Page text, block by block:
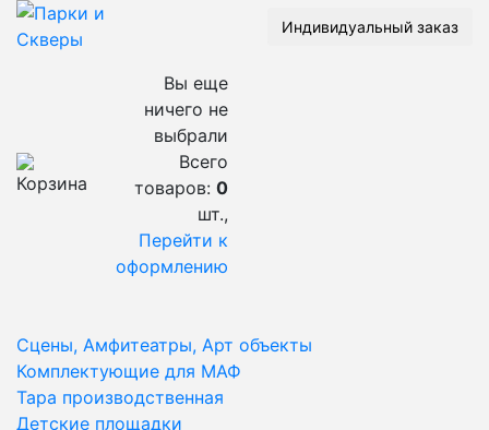
Индивидуальный заказ
Вы еще
ничего не
выбрали
Всего
товаров: 0
шт.,
Перейти к
оформлению
Сцены, Амфитеатры, Арт объекты
Комплектующие для МАФ
Тара производственная
Детские площадки